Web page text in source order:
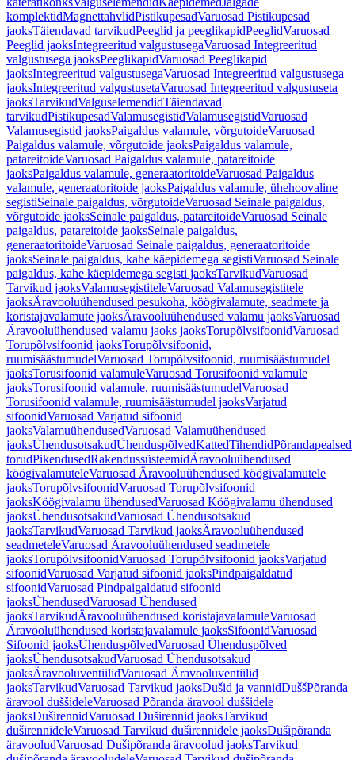
komplektidMagnettahvlidPistikupesadVaruosad Pistikupesad
jaoksTäiendavad tarvikudPeeglid ja peeglikapidPeeglidVaruosad
Peeglid jaoksIntegreeritud valgustusegaVaruosad Integreeritud
valgustusega jaoksPeeglikapidVaruosad Peeglikapid
jaoksIntegreeritud valgustusegaVaruosad Integreeritud valgustusega
jaoksIntegreeritud valgustusetaVaruosad Integreeritud valgustuseta
jaoksTarvikudValguselemendidTäiendavad
tarvikudPistikupesadValamusegistidValamusegistidVaruosad
Valamusegistid jaoksPaigaldus valamule, võrgutoideVaruosad
Paigaldus valamule, võrgutoide jaoksPaigaldus valamule,
patareitoideVaruosad Paigaldus valamule, patareitoide
jaoksPaigaldus valamule, generaatoritoideVaruosad Paigaldus
valamule, generaatoritoide jaoksPaigaldus valamule, ühehoovaline
segistiSeinale paigaldus, võrgutoideVaruosad Seinale paigaldus,
võrgutoide jaoksSeinale paigaldus, patareitoideVaruosad Seinale
paigaldus, patareitoide jaoksSeinale paigaldus,
generaatoritoideVaruosad Seinale paigaldus, generaatoritoide
jaoksSeinale paigaldus, kahe käepidemega segistiVaruosad Seinale
paigaldus, kahe käepidemega segisti jaoksTarvikudVaruosad
Tarvikud jaoksValamusegistiteleVaruosad Valamusegistitele
jaoksÄravooluühendused pesukoha, köögivalamute, seadmete ja
koristajavalamute jaoksÄravooluühendused valamu jaoksVaruosad
Äravooluühendused valamu jaoks jaoksTorupõlvsifoonidVaruosad
Torupõlvsifoonid jaoksTorupõlvsifoonid,
ruumisäästumudelVaruosad Torupõlvsifoonid, ruumisäästumudel
jaoksTorusifoonid valamuleVaruosad Torusifoonid valamule
jaoksTorusifoonid valamule, ruumisäästumudelVaruosad
Torusifoonid valamule, ruumisäästumudel jaoksVarjatud
sifoonidVaruosad Varjatud sifoonid
jaoksValamuühendusedVaruosad Valamuühendused
jaoksÜhendusotsakudÜhenduspõlvedKattedTihendidPõrandapealsed
torudPikendusedRakendussüsteemidÄravooluühendused
köögivalamuteleVaruosad Äravooluühendused köögivalamutele
jaoksTorupõlvsifoonidVaruosad Torupõlvsifoonid
jaoksKöögivalamu ühendusedVaruosad Köögivalamu ühendused
jaoksÜhendusotsakudVaruosad Ühendusotsakud
jaoksTarvikudVaruosad Tarvikud jaoksÄravooluühendused
seadmeteleVaruosad Äravooluühendused seadmetele
jaoksTorupõlvsifoonidVaruosad Torupõlvsifoonid jaoksVarjatud
sifoonidVaruosad Varjatud sifoonid jaoksPindpaigaldatud
sifoonidVaruosad Pindpaigaldatud sifoonid
jaoksÜhendusedVaruosad Ühendused
jaoksTarvikudÄravooluühendused koristajavalamuleVaruosad
Äravooluühendused koristajavalamule jaoksSifoonidVaruosad
Sifoonid jaoksÜhenduspõlvedVaruosad Ühenduspõlved
jaoksÜhendusotsakudVaruosad Ühendusotsakud
jaoksÄravooluventiilidVaruosad Äravooluventiilid
jaoksTarvikudVaruosad Tarvikud jaoksDušid ja vannidDuššPõranda
äravool duššideleVaruosad Põranda äravool duššidele
jaoksDuširennidVaruosad Duširennid jaoksTarvikud
duširennideleVaruosad Tarvikud duširennidele jaoksDušipõranda
äravooludVaruosad Dušipõranda äravoolud jaoksTarvikud